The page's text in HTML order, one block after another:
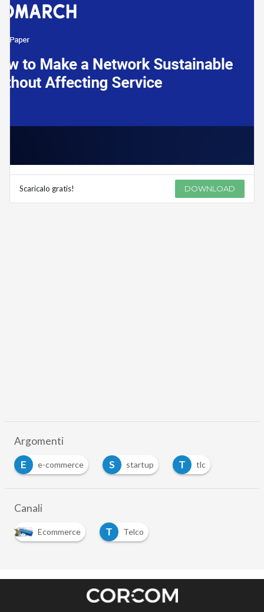
Scaricalo gratis! DOWNLOAD
Argomenti
E
e-commerce S startup T tlc
Canali
Ecommerce T Telco